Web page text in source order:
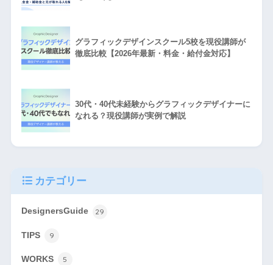
グラフィックデザインスクール5校を現役講師が
徹底比較【2026年最新・料金・給付金対応】
30代・40代未経験からグラフィックデザイナーに
なれる？現役講師が実例で解説
カテゴリー
DesignersGuide 29
TIPS 9
WORKS 5